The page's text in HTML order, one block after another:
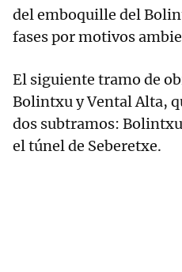
del emboquille del
fases por motivos
El siguiente tramo de
Bolintxu y Vental Alta,
dos subtramos:
el túnel de Seberetxe.